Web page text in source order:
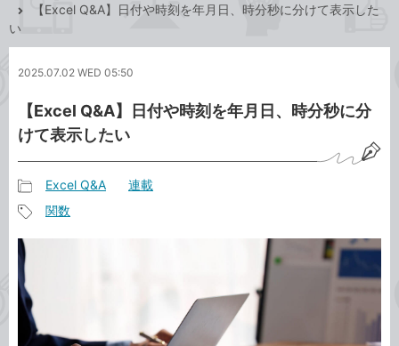
ッ
【Excel Q&A】日付や時刻を年月日、時分秒に分けて表示した
い
2025.07.02 WED 05:50
【Excel Q&A】日付や時刻を年月日、時分秒に分
けて表示したい
事
カ
リ
Excel Q&A 連載
関数